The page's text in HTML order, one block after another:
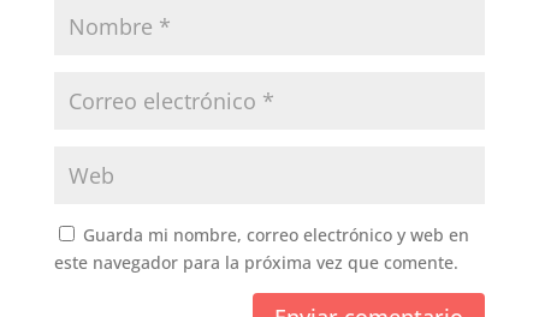
Guarda mi nombre, correo electrónico y web en
este navegador para la próxima vez que comente.